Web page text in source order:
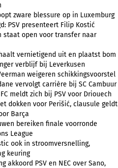
zware blessure op in Luxemburg
PSV presenteert Filip Kostić
staat open voor transfer naar
vernietigend uit en plaatst bom
verblijf bij Leverkusen
weigeren schikkingsvoorstel
vervolgt carrière bij SC Cambuur
meldt zich bij PSV voor Driouech
dokken voor Perišić, clausule geldt
Barça
bereiken finale voorronde
League
ook in stroomversnelling,
keuring
akkoord PSV en NEC over Sano,